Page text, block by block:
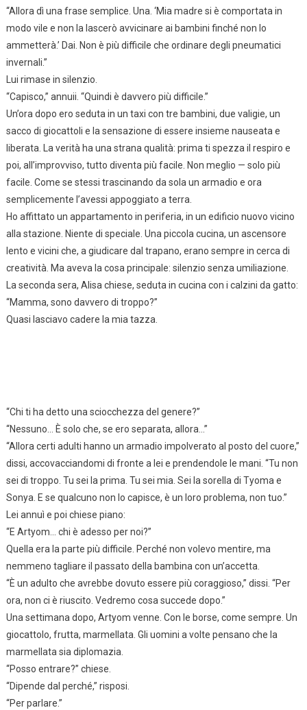
“Allora dì una frase semplice. Una. ‘Mia madre si è comportata in
modo vile e non la lascerò avvicinare ai bambini finché non lo
ammetterà.’ Dai. Non è più difficile che ordinare degli pneumatici
invernali.”
Lui rimase in silenzio.
“Capisco,” annuii. “Quindi è davvero più difficile.”
Un’ora dopo ero seduta in un taxi con tre bambini, due valigie, un
sacco di giocattoli e la sensazione di essere insieme nauseata e
liberata. La verità ha una strana qualità: prima ti spezza il respiro e
poi, all’improvviso, tutto diventa più facile. Non meglio — solo più
facile. Come se stessi trascinando da sola un armadio e ora
semplicemente l’avessi appoggiato a terra.
Ho affittato un appartamento in periferia, in un edificio nuovo vicino
alla stazione. Niente di speciale. Una piccola cucina, un ascensore
lento e vicini che, a giudicare dal trapano, erano sempre in cerca di
creatività. Ma aveva la cosa principale: silenzio senza umiliazione.
La seconda sera, Alisa chiese, seduta in cucina con i calzini da gatto:
“Mamma, sono davvero di troppo?”
Quasi lasciavo cadere la mia tazza.
“Chi ti ha detto una sciocchezza del genere?”
“Nessuno… È solo che, se ero separata, allora…”
“Allora certi adulti hanno un armadio impolverato al posto del cuore,”
dissi, accovacciandomi di fronte a lei e prendendole le mani. “Tu non
sei di troppo. Tu sei la prima. Tu sei mia. Sei la sorella di Tyoma e
Sonya. E se qualcuno non lo capisce, è un loro problema, non tuo.”
Lei annuì e poi chiese piano:
“E Artyom… chi è adesso per noi?”
Quella era la parte più difficile. Perché non volevo mentire, ma
nemmeno tagliare il passato della bambina con un’accetta.
“È un adulto che avrebbe dovuto essere più coraggioso,” dissi. “Per
ora, non ci è riuscito. Vedremo cosa succede dopo.”
Una settimana dopo, Artyom venne. Con le borse, come sempre. Un
giocattolo, frutta, marmellata. Gli uomini a volte pensano che la
marmellata sia diplomazia.
“Posso entrare?” chiese.
“Dipende dal perché,” risposi.
“Per parlare.”